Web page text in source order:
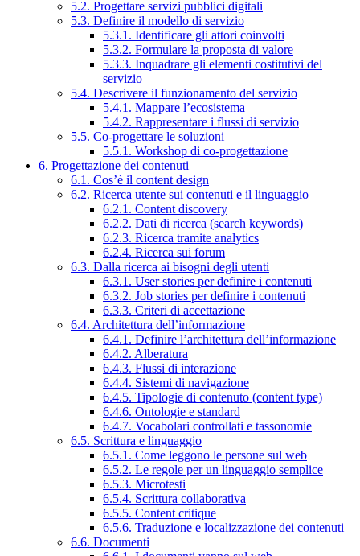
5.2. Progettare servizi pubblici digitali
5.3. Definire il modello di servizio
5.3.1. Identificare gli attori coinvolti
5.3.2. Formulare la proposta di valore
5.3.3. Inquadrare gli elementi costitutivi del
servizio
5.4. Descrivere il funzionamento del servizio
5.4.1. Mappare l’ecosistema
5.4.2. Rappresentare i flussi di servizio
5.5. Co-progettare le soluzioni
5.5.1. Workshop di co-progettazione
6. Progettazione dei contenuti
6.1. Cos’è il content design
6.2. Ricerca utente sui contenuti e il linguaggio
6.2.1. Content discovery
6.2.2. Dati di ricerca (search keywords)
6.2.3. Ricerca tramite analytics
6.2.4. Ricerca sui forum
6.3. Dalla ricerca ai bisogni degli utenti
6.3.1. User stories per definire i contenuti
6.3.2. Job stories per definire i contenuti
6.3.3. Criteri di accettazione
6.4. Architettura dell’informazione
6.4.1. Definire l’architettura dell’informazione
6.4.2. Alberatura
6.4.3. Flussi di interazione
6.4.4. Sistemi di navigazione
6.4.5. Tipologie di contenuto (content type)
6.4.6. Ontologie e standard
6.4.7. Vocabolari controllati e tassonomie
6.5. Scrittura e linguaggio
6.5.1. Come leggono le persone sul web
6.5.2. Le regole per un linguaggio semplice
6.5.3. Microtesti
6.5.4. Scrittura collaborativa
6.5.5. Content critique
6.5.6. Traduzione e localizzazione dei contenuti
6.6. Documenti